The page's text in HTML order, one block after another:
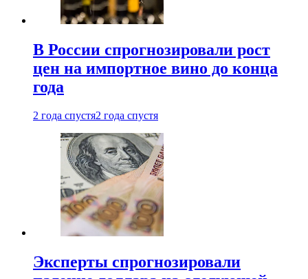
В России спрогнозировали рост
цен на импортное вино до конца
года
2 года спустя2 года спустя
Эксперты спрогнозировали